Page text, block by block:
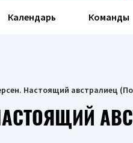
Календарь Команды
Настоящий австралиец